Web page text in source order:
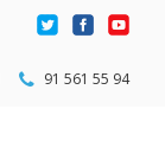
91 561 55 94